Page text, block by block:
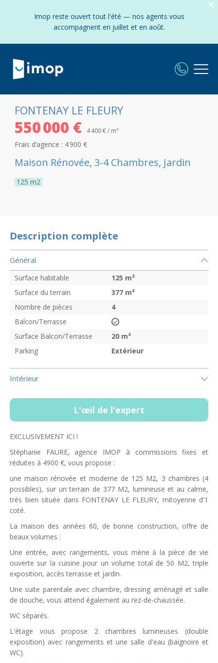
Imop reste ouvert tout l'été — nos agents vous
accompagnent en juillet et en août.
FONTENAY LE FLEURY
550 000 € 4 400 € / m²
Frais d’agence : 4 900 €
Maison Rénovée, 3-4 Chambres, Jardin
125 m2
Description complète
Général
Surface habitable 125 m²
Surface du terrain
377 m²
Nombre de pièces
4
Balcon/Terrasse
Surface Balcon/Terrasse
20 m²
Parking
Extérieur
Intérieur
L'œil de l'expert
EXCLUSIVEMENT ICI !
Stéphanie FAURE, agence IMOP à commissions fixes et
réduites à 4900 €, vous propose :
une maison rénovée et moderne de 125 M2, 3 chambres (4
possibles), sur un terrain de 377 M2, lumineuse et au calme,
très bien située dans FONTENAY LE FLEURY, mitoyenne d'1
coté.
La maison des années 60, de bonne construction, offre de
beaux volumes :
Une entrée, avec rangements, vous mène à la pièce de vie
ouverte sur la cuisine pour un volume total de 50 M2, triple
exposition, accès terrasse et jardin.
Une suite parentale avec chambre, dressing aménagé et salle
de douche, vous attend également au rez-de-chaussée.
WC séparés.
L'étage vous propose 2 chambres lumineuses (double
exposition) avec rangements et une salle d'eau (baignoire et
WC).